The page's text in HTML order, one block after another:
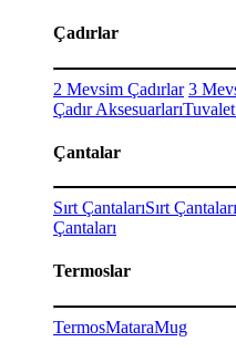
Çadırlar
2 Mevsim Çadırlar 3
Çadır AksesuarlarıTuvalet
Çantalar
Sırt ÇantalarıSırt Çantaları
Çantaları
Termoslar
TermosMataraMug